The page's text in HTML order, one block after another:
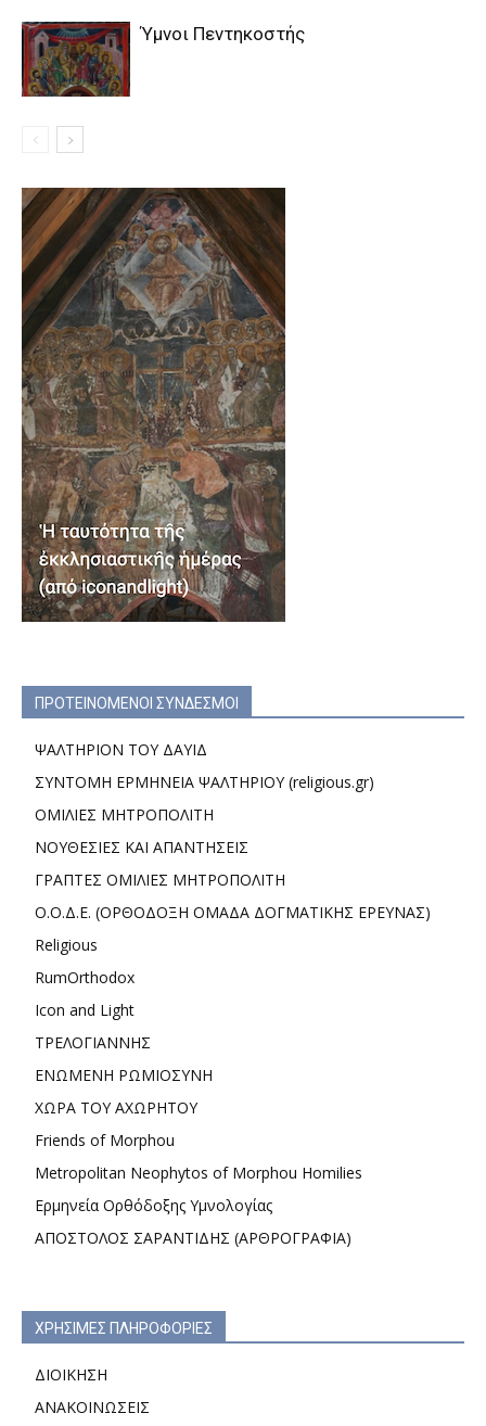
Ύμνοι Πεντηκοστής
ΠΡΟΤΕΙΝΟΜΕΝΟΙ ΣΥΝΔΕΣΜΟΙ
ΨΑΛΤΗΡΙΟΝ ΤΟΥ ΔΑΥΙΔ
ΣΥΝΤΟΜΗ ΕΡΜΗΝΕΙΑ ΨΑΛΤΗΡΙΟΥ (religious.gr)
ΟΜΙΛΙΕΣ ΜΗΤΡΟΠΟΛΙΤΗ
ΝΟΥΘΕΣΙΕΣ ΚΑΙ ΑΠΑΝΤΗΣΕΙΣ
ΓΡΑΠΤΕΣ ΟΜΙΛΙΕΣ ΜΗΤΡΟΠΟΛΙΤΗ
Ο.Ο.Δ.Ε. (ΟΡΘΟΔΟΞΗ ΟΜΑΔΑ ΔΟΓΜΑΤΙΚΗΣ ΕΡΕΥΝΑΣ)
Religious
RumOrthodox
Icon and Light
ΤΡΕΛΟΓΙΑΝΝΗΣ
ΕΝΩΜΕΝΗ ΡΩΜΙΟΣΥΝΗ
ΧΩΡΑ ΤΟΥ ΑΧΩΡΗΤΟΥ
Friends of Morphou
Metropolitan Neophytos of Morphou Homilies
Ερμηνεία Ορθόδοξης Υμνολογίας
ΑΠΟΣΤΟΛΟΣ ΣΑΡΑΝΤΙΔΗΣ (ΑΡΘΡΟΓΡΑΦΙΑ)
ΧΡΗΣΙΜΕΣ ΠΛΗΡΟΦΟΡΙΕΣ
ΔΙΟΙΚΗΣΗ
ΑΝΑΚΟΙΝΩΣΕΙΣ